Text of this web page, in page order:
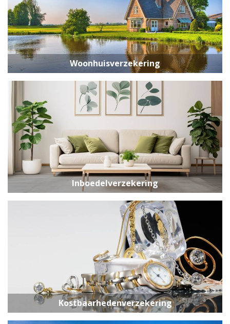
Woonhuisverzekering
Inboedelverzekering
Kostbaarhedenverzekering